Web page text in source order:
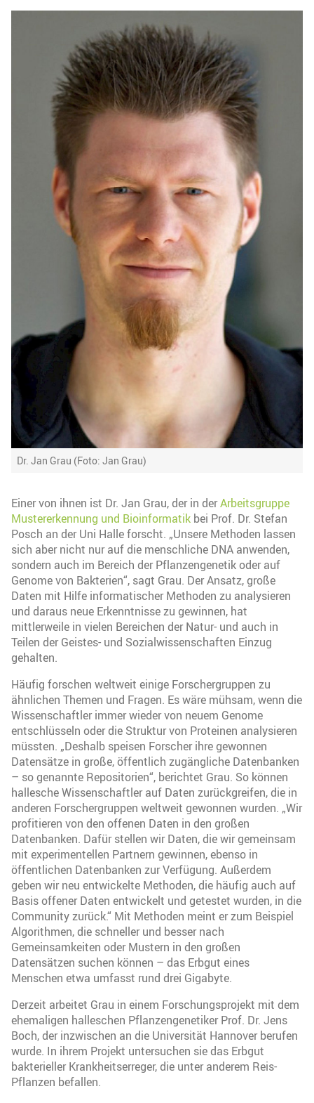
Dr. Jan Grau (Foto: Jan Grau)
Einer von ihnen ist Dr. Jan Grau, der in derArbeitsgruppe
Mustererkennung und Bioinformatik bei Prof. Dr. Stefan
Posch an der Uni Halle forscht. „Unsere Methoden lassen
sich aber nicht nur auf die menschliche DNA anwenden,
sondern auch im Bereich der Pflanzengenetik oder auf
Genome von Bakterien“, sagt Grau. Der Ansatz, große
Daten mit Hilfe informatischer Methoden zu analysieren
und daraus neue Erkenntnisse zu gewinnen, hat
mittlerweile in vielen Bereichen der Natur- und auch in
Teilen der Geistes- und Sozialwissenschaften Einzug
gehalten.
Häufig forschen weltweit einige Forschergruppen zu
ähnlichen Themen und Fragen. Es wäre mühsam, wenn die
Wissenschaftler immer wieder von neuem Genome
entschlüsseln oder die Struktur von Proteinen analysieren
müssten. „Deshalb speisen Forscher ihre gewonnen
Datensätze in große, öffentlich zugängliche Datenbanken
– so genannte Repositorien“, berichtet Grau. So können
hallesche Wissenschaftler auf Daten zurückgreifen, die in
anderen Forschergruppen weltweit gewonnen wurden. „Wir
profitieren von den offenen Daten in den großen
Datenbanken. Dafür stellen wir Daten, die wir gemeinsam
mit experimentellen Partnern gewinnen, ebenso in
öffentlichen Datenbanken zur Verfügung. Außerdem
geben wir neu entwickelte Methoden, die häufig auch auf
Basis offener Daten entwickelt und getestet wurden, in die
Community zurück.“ Mit Methoden meint er zum Beispiel
Algorithmen, die schneller und besser nach
Gemeinsamkeiten oder Mustern in den großen
Datensätzen suchen können – das Erbgut eines
Menschen etwa umfasst rund drei Gigabyte.
Derzeit arbeitet Grau in einem Forschungsprojekt mit dem
ehemaligen halleschen Pflanzengenetiker Prof. Dr. Jens
Boch, der inzwischen an die Universität Hannover berufen
wurde. In ihrem Projekt untersuchen sie das Erbgut
bakterieller Krankheitserreger, die unter anderem Reis-
Pflanzen befallen.